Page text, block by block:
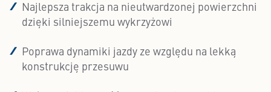
Najlepsza trakcja na nieutwardzonej powierzchni
dzięki silniejszemu wykrzyżowi
Poprawa dynamiki jazdy ze względu na lekką
konstrukcję przesuwu